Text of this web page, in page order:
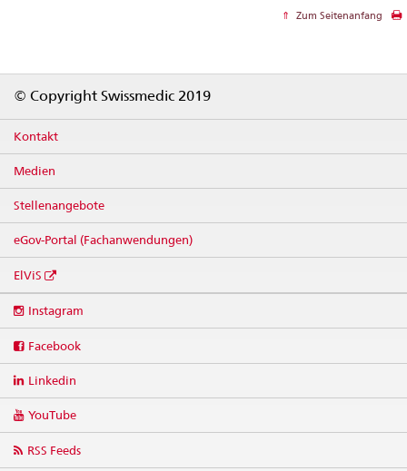
Zum Seitenanfang
© Copyright Swissmedic 2019
Kontakt
Medien
Stellenangebote
eGov-Portal (Fachanwendungen)
ElViS
media
Instagram
Facebook
Linkedin
YouTube
RSS Feeds